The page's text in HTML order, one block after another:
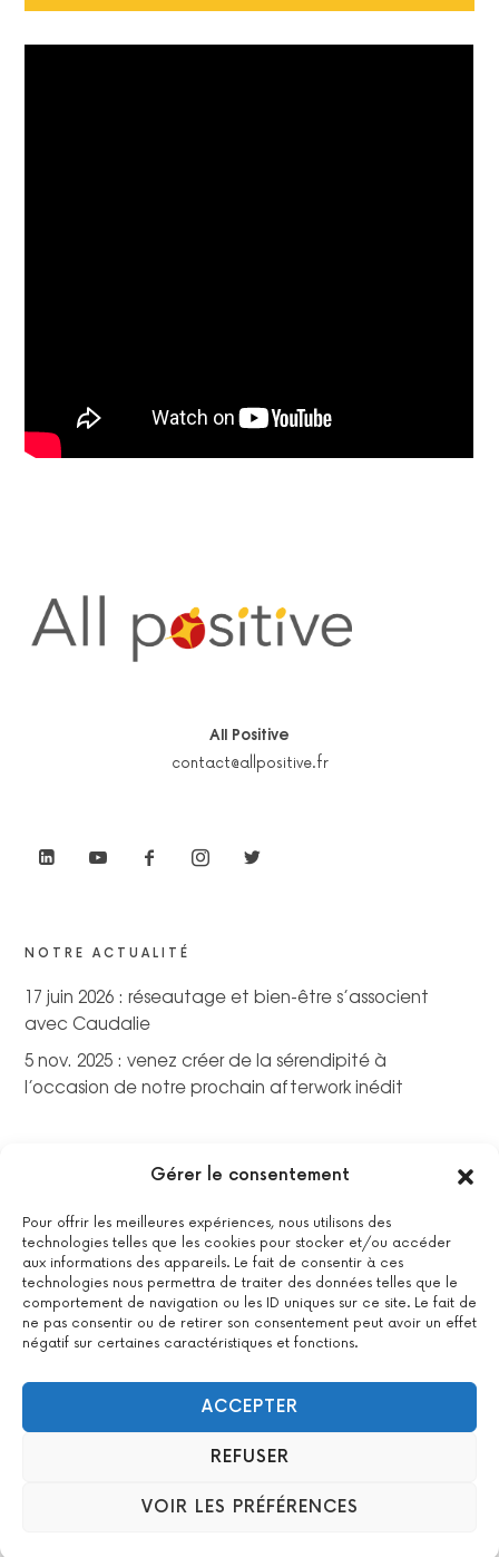
Gérer le consentement
Pour offrir les meilleures expériences, nous utilisons des
technologies telles que les cookies pour stocker et/ou accéder
aux informations des appareils. Le fait de consentir à ces
technologies nous permettra de traiter des données telles que le
comportement de navigation ou les ID uniques sur ce site. Le fait de
ne pas consentir ou de retirer son consentement peut avoir un effet
négatif sur certaines caractéristiques et fonctions.
ACCEPTER
REFUSER
VOIR LES PRÉFÉRENCES
All Positive
contact@allpositive.fr
NOTRE ACTUALITÉ
17 juin 2026 : réseautage et bien-être s’associent
avec Caudalie
5 nov. 2025 : venez créer de la sérendipité à
l’occasion de notre prochain afterwork inédit
La certification qualité a été délivrée au titre de la catégorie
suivante : actions de formations.Voir le certificat
2022 All Positive – Tous droits réservés –Contact